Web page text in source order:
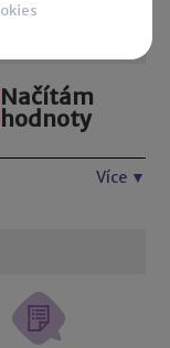
Načítám
hodnoty
Více ▼